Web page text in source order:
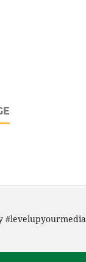
#levelupyourmedia